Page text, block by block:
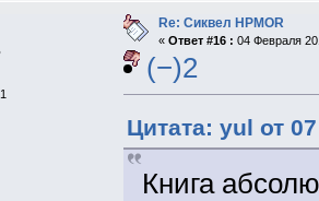
Re: Сиквел HPMOR
« Ответ #16 : 04 Февраля
(−)2
Цитата: yul от
Книга